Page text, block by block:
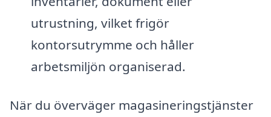
utrustning, vilket frigör
kontorsutrymme och håller
arbetsmiljön organiserad.
När du överväger magasineringstjänster